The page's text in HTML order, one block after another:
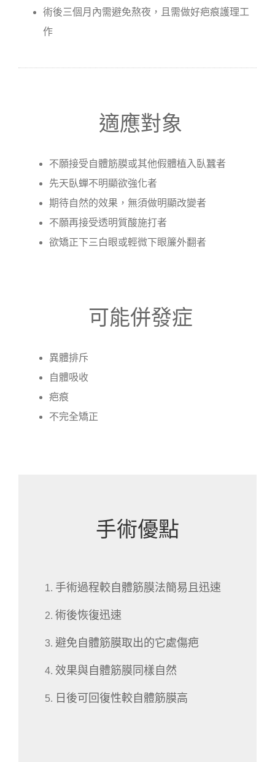
術後三個月內需避免熬夜，且需做好疤痕護理工
作
適應對象
不願接受自體筋膜或其他假體植入臥蠶者
先天臥蟬不明顯欲強化者
期待自然的效果，無須做明顯改變者
不願再接受透明質酸施打者
欲矯正下三白眼或輕微下眼簾外翻者
可能併發症
異體排斥
自體吸收
疤痕
不完全矯正
手術優點
手術過程較自體筋膜法簡易且迅速
術後恢復迅速
避免自體筋膜取出的它處傷疤
效果與自體筋膜同樣自然
日後可回復性較自體筋膜高